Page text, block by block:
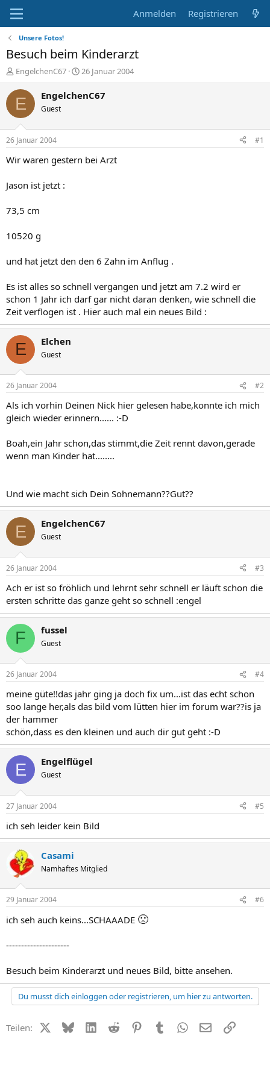
Anmelden Registrieren
Unsere Fotos!
Besuch beim Kinderarzt
E
r
s
e
r
EngelchenC67
E
r
s
t
a
26 Januar 2004
E EngelchenC67
Guest
26 Januar 2004 #1
Wir waren gestern bei Arzt
Jason ist jetzt :
73,5 cm
10520 g
und hat jetzt den den 6 Zahn im Anflug .
Es ist alles so schnell vergangen und jetzt am 7.2 wird er
schon 1 Jahr ich darf gar nicht daran denken, wie schnell die
Zeit verflogen ist . Hier auch mal ein neues Bild :
E Elchen
Guest
26 Januar 2004 #2
Als ich vorhin Deinen Nick hier gelesen habe,konnte ich mich
gleich wieder erinnern...... :-D
Boah,ein Jahr schon,das stimmt,die Zeit rennt davon,gerade
wenn man Kinder hat........
Und wie macht sich Dein Sohnemann??Gut??
E EngelchenC67
Guest
26 Januar 2004 #3
Ach er ist so fröhlich und lehrnt sehr schnell er läuft schon die
ersten schritte das ganze geht so schnell :engel
F fussel
Guest
26 Januar 2004 #4
meine güte!!das jahr ging ja doch fix um...ist das echt schon
soo lange her,als das bild vom lütten hier im forum war??is ja
der hammer
schön,dass es den kleinen und auch dir gut geht :-D
E Engelflügel
Guest
27 Januar 2004 #5
ich seh leider kein Bild
Casami
Namhaftes Mitglied
29 Januar 2004 #6
ich seh auch keins...SCHAAADE 🙁
---------------------
Besuch beim Kinderarzt und neues Bild, bitte ansehen.
Du musst dich einloggen oder registrieren, um hier zu antworten.
Teilen: X (Twitter)
BlueskyLinkedIn
Reddit PinterestTumblr WhatsApp
E-MailLink